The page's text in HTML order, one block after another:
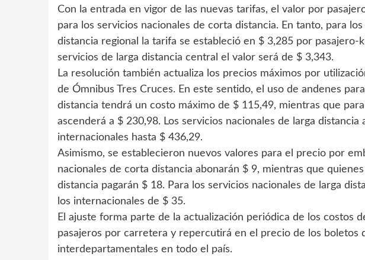
Con la entrada en vigor de las nuevas tarifas, el valor por
para los servicios nacionales de corta distancia. En tanto, para
distancia regional la tarifa se estableció en $ 3,285 por pasajero-
servicios de larga distancia central el valor será de $ 3,343.
La resolución también actualiza los precios máximos por
de Ómnibus Tres Cruces. En este sentido, el uso de andenes
distancia tendrá un costo máximo de $ 115,49, mientras que
ascenderá a $ 230,98. Los servicios nacionales de larga distancia
internacionales hasta $ 436,29.
Asimismo, se establecieron nuevos valores para el precio por
nacionales de corta distancia abonarán $ 9, mientras que
distancia pagarán $ 18. Para los servicios nacionales de larga
los internacionales de $ 35.
El ajuste forma parte de la actualización periódica de los costos
pasajeros por carretera y repercutirá en el precio de los boletos
interdepartamentales en todo el país.